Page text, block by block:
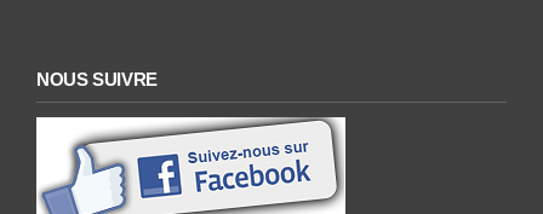
NOUS SUIVRE